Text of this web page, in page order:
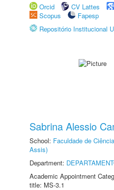
Orcid
CV Lattes
Scopus
Fapesp
Repositório Institucional
Sabrina Alessio
School: Faculdade de
Assis)
Department:
Academic Appointment
title: MS-3.1